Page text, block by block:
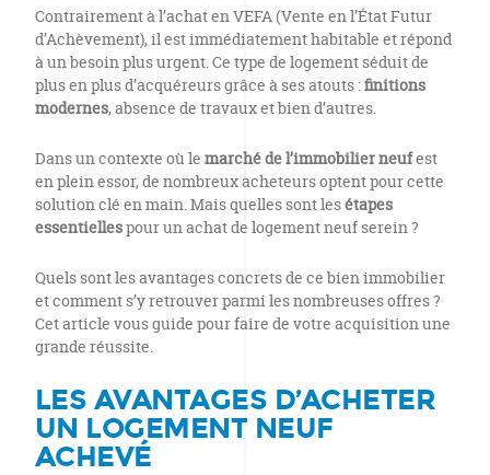
Contrairement à l’achat en VEFA (Vente en l’État Futur
d’Achèvement), il est immédiatement habitable et répond
à un besoin plus urgent. Ce type de logement séduit de
plus en plus d’acquéreurs grâce à ses atouts :finitions
modernes, absence de travaux et bien d’autres.
Dans un contexte où le marché de l’immobilier neufest
en plein essor, de nombreux acheteurs optent pour cette
solution clé en main. Mais quelles sont lesétapes
essentiellespour un achat de logement neuf serein ?
Quels sont les avantages concrets de ce bien immobilier
et comment s’y retrouver parmi les nombreuses offres ?
Cet article vous guide pour faire de votre acquisition une
grande réussite.
LES AVANTAGES D’ACHETER
UN LOGEMENT NEUF
ACHEVÉ